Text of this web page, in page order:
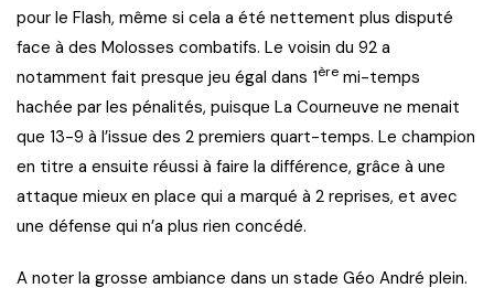
pour le Flash, même si cela a été nettement plus disputé
face à des Molosses combatifs. Le voisin du 92 a
notamment fait presque jeu égal dans 1ère mi-temps
hachée par les pénalités, puisque La Courneuve ne menait
que 13-9 à l’issue des 2 premiers quart-temps. Le champion
en titre a ensuite réussi à faire la différence, grâce à une
attaque mieux en place qui a marqué à 2 reprises, et avec
une défense qui n’a plus rien concédé.
A noter la grosse ambiance dans un stade Géo André plein.